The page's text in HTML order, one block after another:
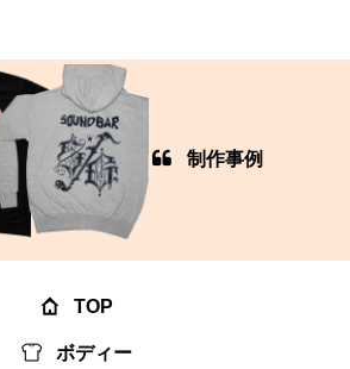
制作事例
TOP
ボディー